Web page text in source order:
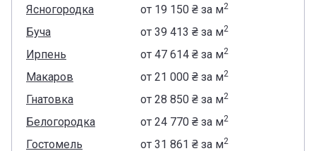
Ясногородка от ‍19 150 ₴за м2
Буча от ‍39 413 ₴за м2
Ирпень от ‍47 614 ₴за м2
Макаров от ‍21 000 ₴за м2
Гнатовка от ‍28 850 ₴за м2
Белогородка от ‍24 770 ₴за м2
Гостомель от ‍31 861 ₴за м2